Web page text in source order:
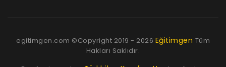
egitimgen.com ©Copyright 2019 - 2026 Eğitimgen Tüm
Hakları Saklıdır.